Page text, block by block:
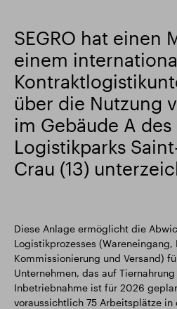
SEGRO hat einen
einem
über die Nutzung
im Gebäude A des
Logistikparks
Crau (13)
Diese Anlage ermöglicht die
Logistikprozesses (Wareneingang,
Kommissionierung und Versand)
Unternehmen, das auf
Inbetriebnahme ist für 2026
voraussichtlich 75 Arbeitsplätze in